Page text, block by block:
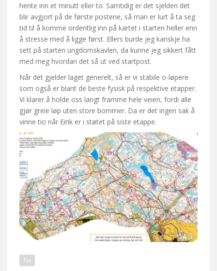
hente inn et minutt eller to. Samtidig er det sjelden det
blir avgjort på de første postene, så man er lurt å ta seg
tid til å komme ordentlig inn på kartet i starten heller enn
å stresse med å ligge først. Ellers burde jeg kanskje ha
sett på starten ungdomskavlen, da kunne jeg sikkert fått
med meg hvordan det så ut ved startpost.
Når det gjelder laget generelt, så er vi stabile o-løpere
som også er blant de beste fysisk på respektive etapper.
Vi klarer å holde oss langt framme hele veien, fordi alle
gjør greie løp uten store bommer. Da er det ingen sak å
vinne tio når Eirik er i støtet på siste etappe.
Tio